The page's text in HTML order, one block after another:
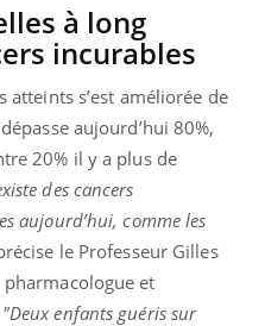
à long
incurables
atteints s’est améliorée de
aujourd’hui 80%,
20% il y a plus de
des cancers
aujourd’hui, comme les
le Professeur Gilles
et
"Deux enfants guéris sur